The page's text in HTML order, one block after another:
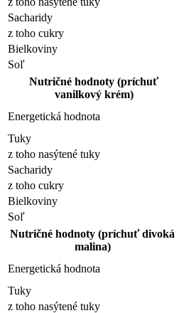
Sacharidy
z toho cukry
Bielkoviny
Soľ
Nutričné hodnoty (príchuť
vanilkový krém)
Energetická hodnota
Tuky
z toho nasýtené tuky
Sacharidy
z toho cukry
Bielkoviny
Soľ
Nutričné hodnoty (príchuť divoká
malina)
Energetická hodnota
Tuky
z toho nasýtené tuky